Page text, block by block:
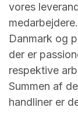
vores
Danmark og
der er
respektive
Summen af
handliner er